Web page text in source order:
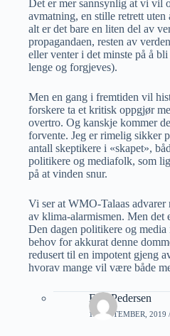
Det er mer sannsynlig at vi vil
avmatning, en stille retrett
alt er det bare en liten del av
propagandaen, resten av
eller venter i det minste på å
lenge og forgjeves).
Men en gang i fremtiden vil
forskere ta et kritisk oppgjør
overtro. Og kanskje kommer
forvente. Jeg er rimelig sikker
antall skeptikere i «skapet»,
politikere og mediafolk, som
på at vinden snur.
Vi ser at WMO-Talaas advarer
av klima-alarmismen. Men det
Den dagen politikere og
behov for akkurat denne
redusert til en impotent gjeng
hvorav mange vil være både
Erik Pedersen
13 SEPTEMBER, 2019